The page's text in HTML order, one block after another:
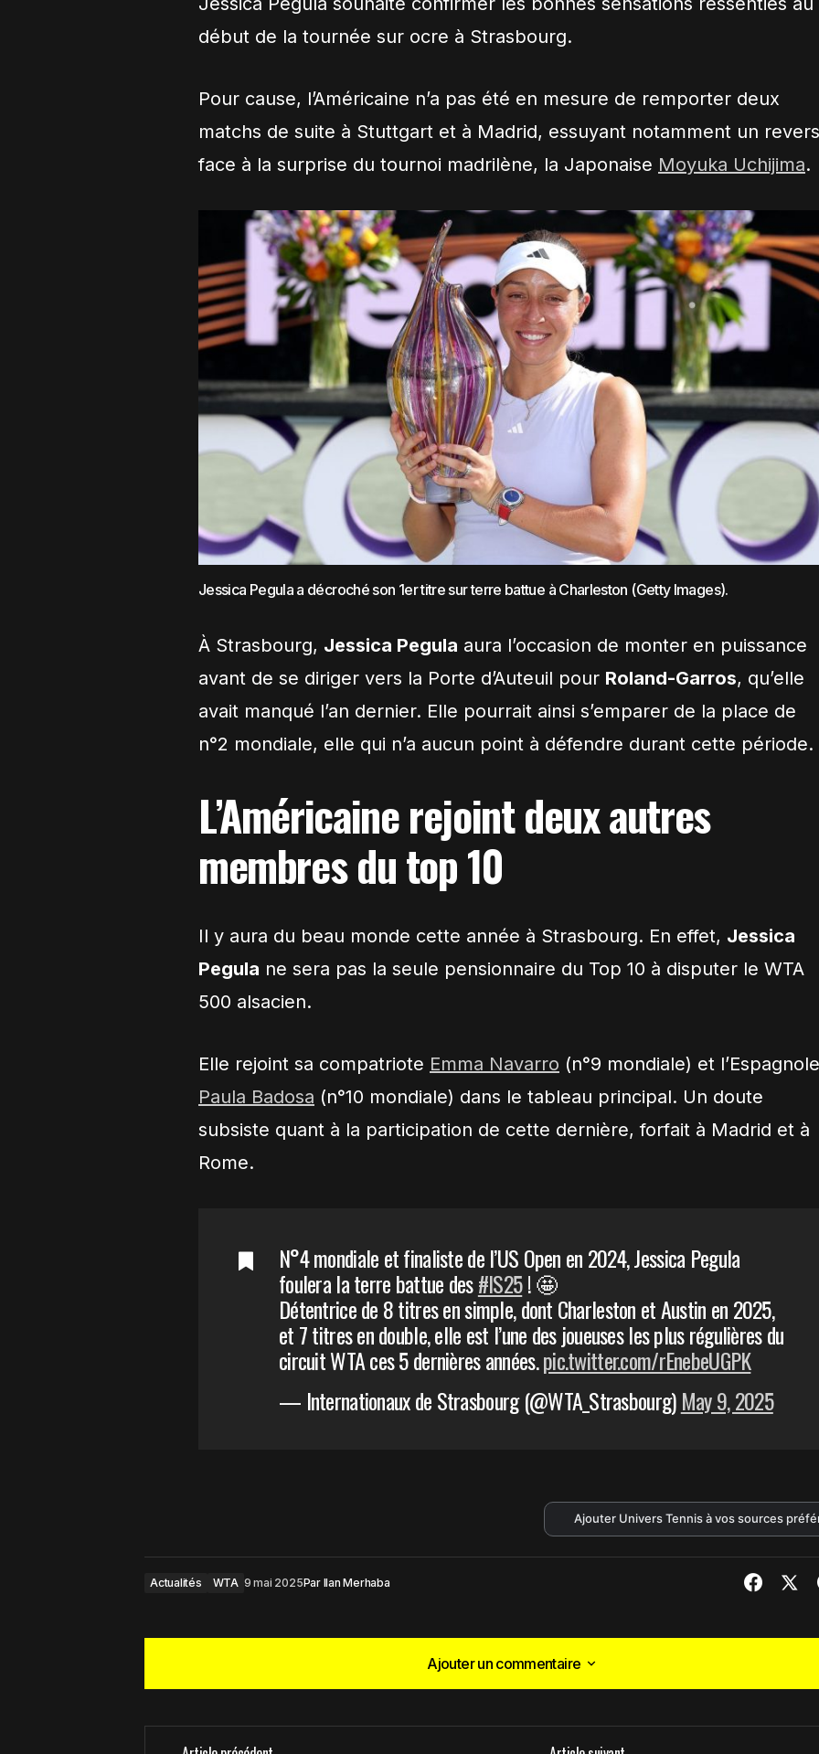
début de la tournée sur ocre à Strasbourg.
Pour cause, l’Américaine n’a pas été en mesure de remporter deux
matchs de suite à Stuttgart et à Madrid, essuyant notamment un revers
face à la surprise du tournoi madrilène, la Japonaise Moyuka Uchijima.
Jessica Pegula a décroché son 1er titre sur terre battue à Charleston (Getty Images).
À Strasbourg, Jessica Pegula aura l’occasion de monter en puissance
avant de se diriger vers la Porte d’Auteuil pour Roland-Garros, qu’elle
avait manqué l’an dernier. Elle pourrait ainsi s’emparer de la place de
n°2 mondiale, elle qui n’a aucun point à défendre durant cette période.
L’Américaine rejoint deux autres
membres du top 10
Il y aura du beau monde cette année à Strasbourg. En effet, Jessica
Pegula ne sera pas la seule pensionnaire du Top 10 à disputer le WTA
500 alsacien.
Elle rejoint sa compatriote Emma Navarro (n°9 mondiale) et l’Espagnole
Paula Badosa (n°10 mondiale) dans le tableau principal. Un doute
subsiste quant à la participation de cette dernière, forfait à Madrid et à
Rome.
N°4 mondiale et finaliste de l’US Open en 2024, Jessica Pegula
foulera la terre battue des#IS25! 🤩
Détentrice de 8 titres en simple, dont Charleston et Austin en 2025,
et 7 titres en double, elle est l’une des joueuses les plus régulières du
circuit WTA ces 5 dernières années.pic.twitter.com/rEnebeUGPK
— Internationaux de Strasbourg (@WTA_Strasbourg)May 9, 2025
Ajouter Univers Tennis à vos sources
Actualités WTA 9 mai 2025Par Ilan Merhaba
Ajouter un commentaire
Ajouter un commentaire